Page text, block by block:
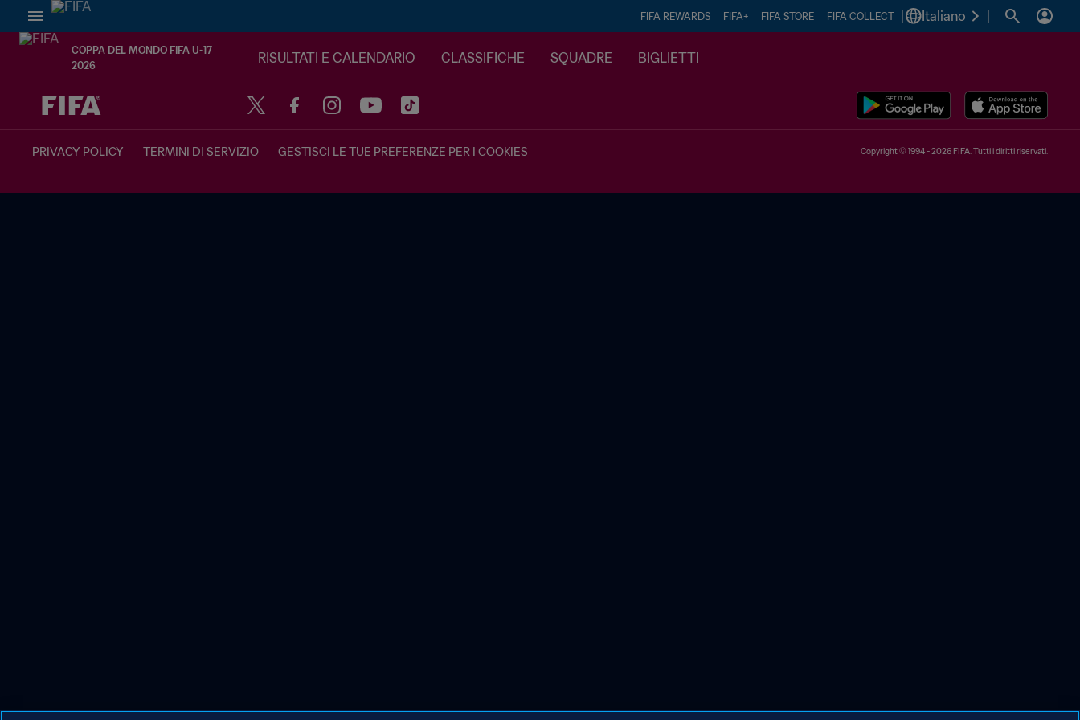
FIFA REWARDS FIFA+ FIFA STORE FIFA COLLECT Italiano
COPPA DEL MONDO FIFA U-17
2026
RISULTATI E CALENDARIO CLASSIFICHE SQUADRE BIGLIETTI
TBD contro TBD
PRIVACY POLICY TERMINI DI SERVIZIO GESTISCI LE TUE PREFERENZE PER I COOKIES Copyright © 1994 - 2026 FIFA. Tutti i diritti riservati.